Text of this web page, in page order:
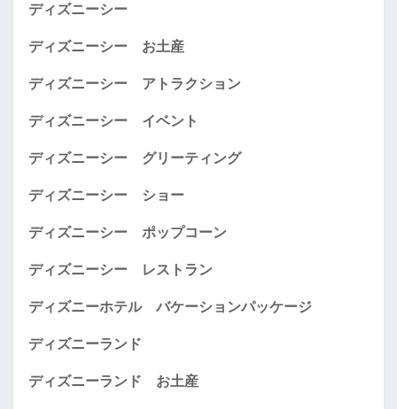
ディズニーシー
ディズニーシー お土産
ディズニーシー アトラクション
ディズニーシー イベント
ディズニーシー グリーティング
ディズニーシー ショー
ディズニーシー ポップコーン
ディズニーシー レストラン
ディズニーホテル バケーションパッケージ
ディズニーランド
ディズニーランド お土産